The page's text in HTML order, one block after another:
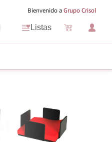
Bienvenido aGrupo Crisol
Listas